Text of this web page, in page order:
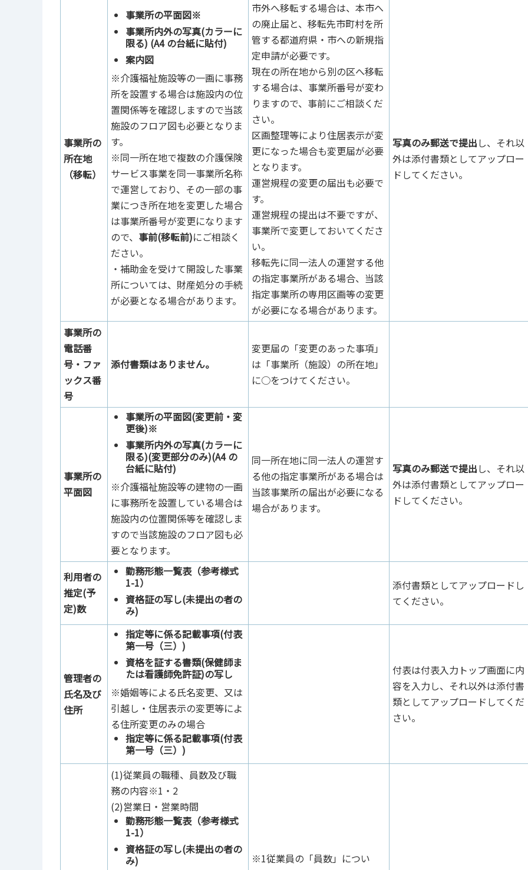
事業所の
所在地
（移転）
事業所の平面図※
事業所内外の写真(カラーに
限る) (A4 の台紙に貼付)
案内図
※介護福祉施設等の一画に事務
所を設置する場合は施設内の位
置関係等を確認しますので当該
施設のフロア図も必要となりま
す。
※同一所在地で複数の介護保険
サービス事業を同一事業所名称
で運営しており、その一部の事
業につき所在地を変更した場合
は事業所番号が変更になります
ので、 事前(移転前)にご相談く
ださい。
・補助金を受けて開設した事業
所については、財産処分の手続
が必要となる場合があります。
市外へ移転する場合は、本市へ
の廃止届と、移転先市町村を所
管する都道府県・市への新規指
定申請が必要です。
現在の所在地から別の区へ移転
する場合は、事業所番号が変わ
りますので、事前にご相談くだ
さい。
区画整理等により住居表示が変
更になった場合も変更届が必要
となります。
運営規程の変更の届出も必要で
す。
運営規程の提出は不要ですが、
事業所で変更しておいてくださ
い。
移転先に同一法人の運営する他
の指定事業所がある場合、当該
指定事業所の専用区画等の変更
が必要になる場合があります。
写真のみ郵送で提出し、それ以
外は添付書類としてアップロー
ドしてください。
事業所の
電話番
号・ファ
ックス番
号
添付書類はありません。
変更届の「変更のあった事項」
は「事業所（施設）の所在地」
に○をつけてください。
事業所の
平面図
事業所の平面図(変更前・変
更後)※
事業所内外の写真(カラーに
限る)(変更部分のみ)(A4 の
台紙に貼付)
※介護福祉施設等の建物の一画
に事務所を設置している場合は
施設内の位置関係等を確認しま
すので当該施設のフロア図も必
要となります。
同一所在地に同一法人の運営す
る他の指定事業所がある場合は
当該事業所の届出が必要になる
場合があります。
写真のみ郵送で提出し、それ以
外は添付書類としてアップロー
ドしてください。
利用者の
推定(予
定)数
勤務形態一覧表（参考様式
1-1）
資格証の写し(未提出の者の
み)
添付書類としてアップロードし
てください。
管理者の
氏名及び
住所
指定等に係る記載事項(付表
第一号（三）)
資格を証する書類(保健師ま
たは看護師免許証)の写し
※婚姻等による氏名変更、又は
引越し・住居表示の変更等によ
る住所変更のみの場合
指定等に係る記載事項(付表
第一号（三）)
付表は付表入力トップ画面に内
容を入力し、それ以外は添付書
類としてアップロードしてくだ
さい。
(1)従業員の職種、員数及び職
務の内容※1・2
(2)営業日・営業時間
勤務形態一覧表（参考様式
1-1）
資格証の写し(未提出の者の
み)
※1従業員の「員数」につい